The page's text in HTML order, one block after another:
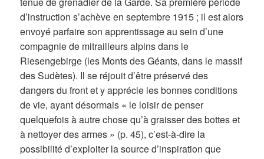
d’instruction s’achève en septembre 1915 ; il est alors
envoyé parfaire son apprentissage au sein d’une
compagnie de mitrailleurs alpins dans le
Riesengebirge (les Monts des Géants, dans le massif
des Sudètes). Il se réjouit d’être préservé des
dangers du front et y apprécie les bonnes conditions
de vie, ayant désormais « le loisir de penser
quelquefois à autre chose qu’à graisser des bottes et
à nettoyer des armes » (p. 45), c’est-à-dire la
possibilité d’exploiter la source d’inspiration que